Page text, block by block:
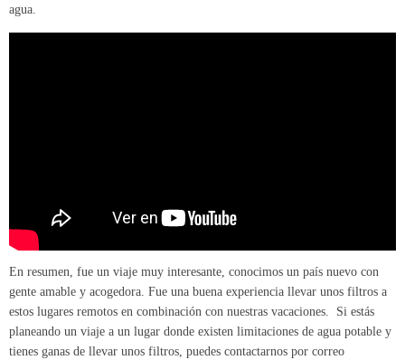
agua.
En resumen, fue un viaje muy interesante, conocimos un país nuevo con
gente amable y acogedora. Fue una buena experiencia llevar unos filtros a
estos lugares remotos en combinación con nuestras vacaciones. Si estás
planeando un viaje a un lugar donde existen limitaciones de agua potable y
tienes ganas de llevar unos filtros, puedes contactarnos por correo